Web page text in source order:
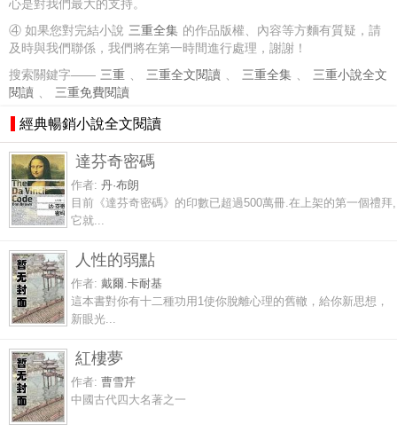
心是對我們最大的支持。
④ 如果您對完結小說 三重全集 的作品版權、內容等方麵有質疑，請
及時與我們聯係，我們將在第一時間進行處理，謝謝！
搜索關鍵字—— 三重 、 三重全文閱讀 、 三重全集 、
三重小說全文
閱讀 、 三重免費閱讀
經典暢銷小說全文閱讀
達芬奇密碼
作者: 丹·布朗
目前《達芬奇密碼》的印數已超過500萬冊.在上架的第一個禮拜,
它就...
人性的弱點
作者: 戴爾.卡耐基
這本書對你有十二種功用1使你脫離心理的舊轍，給你新思想，
新眼光...
紅樓夢
作者: 曹雪芹
中國古代四大名著之一